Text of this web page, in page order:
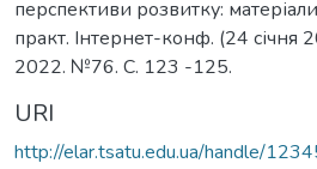
перспективи розвитку:
практ. Інтернет-конф. (24 січня
2022. №76. С. 123 -125.
URI
http://elar.tsatu.edu.ua/handle/